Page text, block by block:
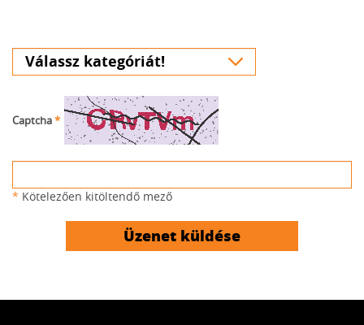
Captcha*
* Kötelezően kitöltendő mező
Üzenet küldése